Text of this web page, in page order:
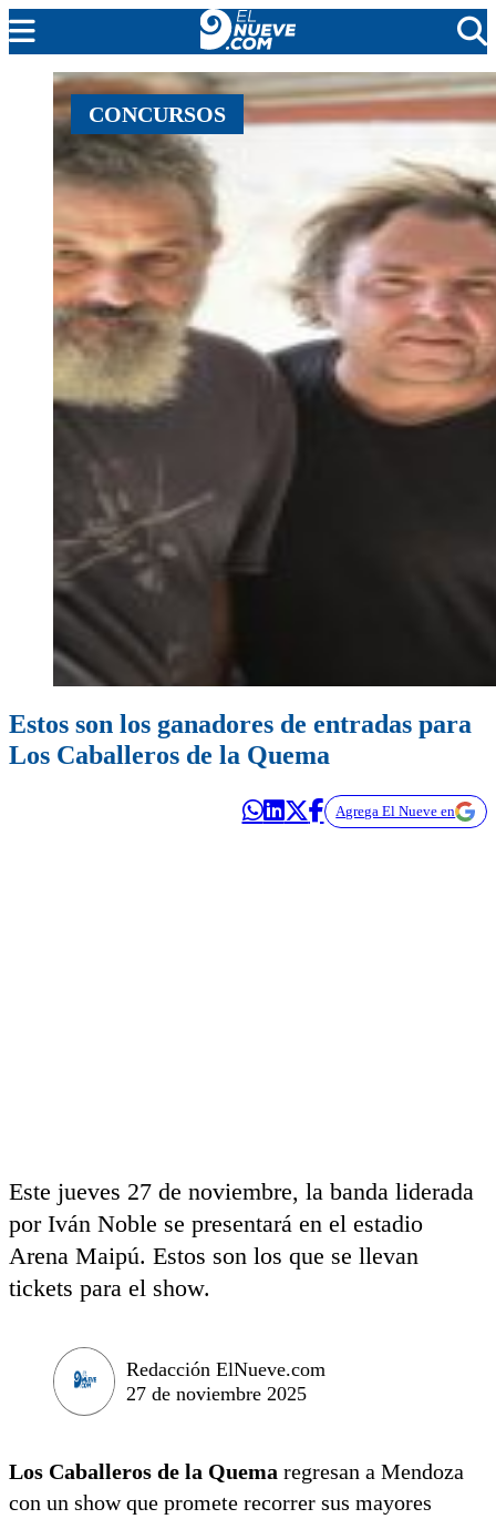
MENDOZA
CADA DÍA
ARGENTINA
NOTICIERO 9
PROTAGONISTAS
EL NUEVE STREAMS
PROGRAMACIÓN
EN VIVO
CONCURSOS
Estos son los ganadores de entradas para
Los Caballeros de la Quema
Agrega El Nueve en
Este jueves 27 de noviembre, la banda liderada
por Iván Noble se presentará en el estadio
Arena Maipú. Estos son los que se llevan
tickets para el show.
Redacción ElNueve.com
27 de noviembre 2025
Los Caballeros de la Quema regresan a Mendoza
con un show que promete recorrer sus mayores